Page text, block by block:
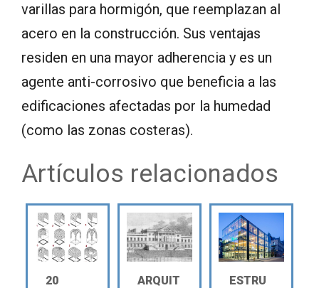
varillas para hormigón, que reemplazan al
acero en la construcción. Sus ventajas
residen en una mayor adherencia y es un
agente anti-corrosivo que beneficia a las
edificaciones afectadas por la humedad
(como las zonas costeras).
Artículos relacionados
20
ARQUIT
ESTRU